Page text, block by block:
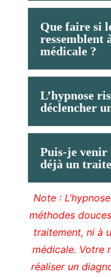
Que faire si
ressemblent
médicale ?
L’hypnose
déclencher
Puis-je venir
déjà un
Note :
méthodes
traitement, ni à
médicale. Votre
réaliser un